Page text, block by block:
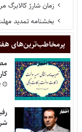
زمان شارژ کالابرگ
بخشنامه تمدید مهلت
پر‌مخاطب‌ترین‌های
۷